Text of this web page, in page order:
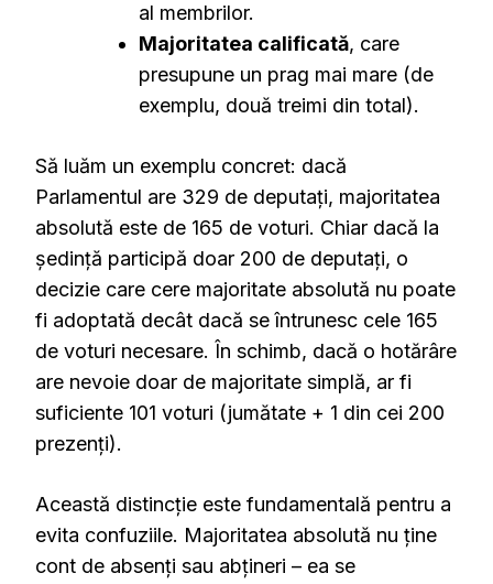
al membrilor.
Majoritatea calificată, care
presupune un prag mai mare (de
exemplu, două treimi din total).
Să luăm un exemplu concret: dacă
Parlamentul are 329 de deputați, majoritatea
absolută este de 165 de voturi. Chiar dacă la
ședință participă doar 200 de deputați, o
decizie care cere majoritate absolută nu poate
fi adoptată decât dacă se întrunesc cele 165
de voturi necesare. În schimb, dacă o hotărâre
are nevoie doar de majoritate simplă, ar fi
suficiente 101 voturi (jumătate + 1 din cei 200
prezenți).
Această distincție este fundamentală pentru a
evita confuziile. Majoritatea absolută nu ține
cont de absenți sau abțineri – ea se